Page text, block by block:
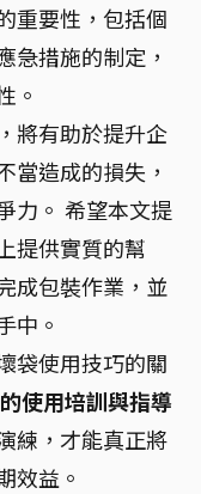
重要性，包括個
急措施的制定，
。
，將有助於提升企
當造成的損失，
力。 希望本文提
提供實質的幫
成包裝作業，並
中。
袋使用技巧的關
使用培訓與指導
練，才能真正將
效益。